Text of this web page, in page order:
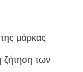
μάρκας
ζήτηση των